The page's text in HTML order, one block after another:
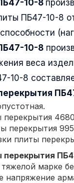
10-8
ПБ47-10-8
10-8
веса
10-8
перекрытия
перекрытия
плиты
тяжелой марке
напряжение